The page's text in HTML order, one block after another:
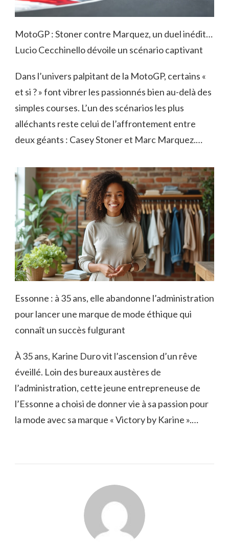
MotoGP : Stoner contre Marquez, un duel inédit…
Lucio Cecchinello dévoile un scénario captivant
Dans l’univers palpitant de la MotoGP, certains «
et si ? » font vibrer les passionnés bien au-delà des
simples courses. L’un des scénarios les plus
alléchants reste celui de l’affrontement entre
deux géants : Casey Stoner et Marc Marquez.…
Essonne : à 35 ans, elle abandonne l’administration
pour lancer une marque de mode éthique qui
connaît un succès fulgurant
À 35 ans, Karine Duro vit l’ascension d’un rêve
éveillé. Loin des bureaux austères de
l’administration, cette jeune entrepreneuse de
l’Essonne a choisi de donner vie à sa passion pour
la mode avec sa marque « Victory by Karine ».…